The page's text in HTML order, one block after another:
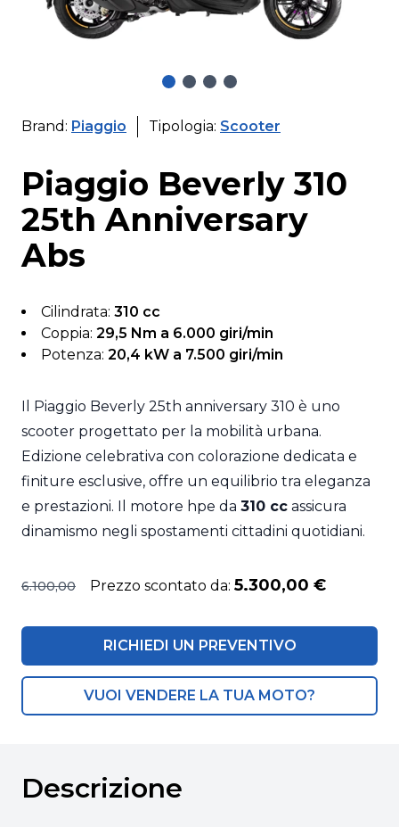
Brand: Piaggio Tipologia: Scooter
Piaggio Beverly 310
25th Anniversary
Abs
Cilindrata: 310 cc
Coppia: 29,5 Nm a 6.000 giri/min
Potenza: 20,4 kW a 7.500 giri/min
Il Piaggio Beverly 25th anniversary 310 è uno
scooter progettato per la mobilità urbana.
Edizione celebrativa con colorazione dedicata e
finiture esclusive, offre un equilibrio tra eleganza
e prestazioni. Il motore hpe da 310 cc assicura
dinamismo negli spostamenti cittadini quotidiani.
6.100,00 Prezzo scontato da: 5.300,00 €
RICHIEDI UN PREVENTIVO
VUOI VENDERE LA TUA MOTO?
Descrizione